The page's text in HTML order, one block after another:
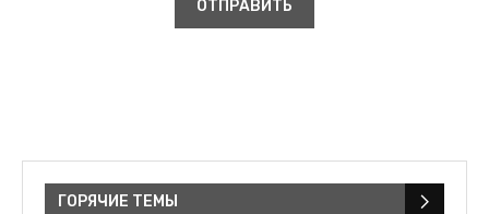
ГОРЯЧИЕ ТЕМЫ